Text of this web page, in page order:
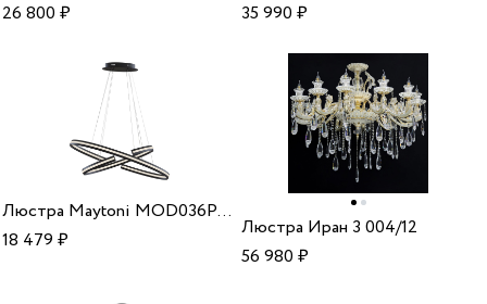
26 800₽
35 990₽
Люстра Maytoni MOD036PL-L70B
18 479₽
Люстра Иран 3 004/12
56 980₽